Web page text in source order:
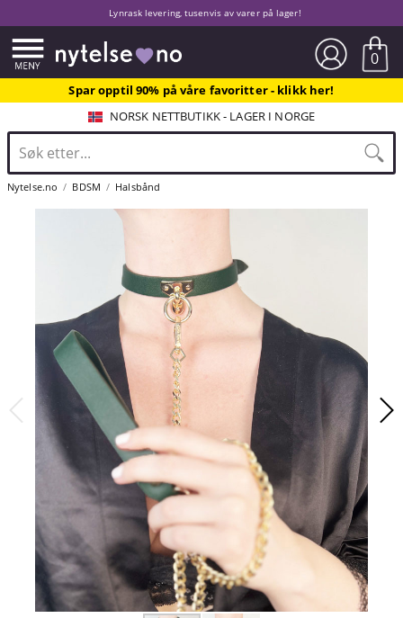
Lynrask levering, tusenvis av varer på lager!
0
Spar opptil 90% på våre favoritter - klikk her!
NORSK NETTBUTIKK - LAGER I NORGE
Nytelse.no BDSM Halsbånd